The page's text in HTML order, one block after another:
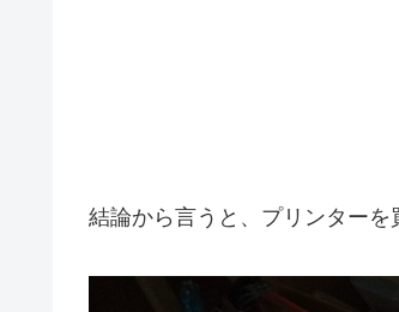
結論から言うと、プリンターを